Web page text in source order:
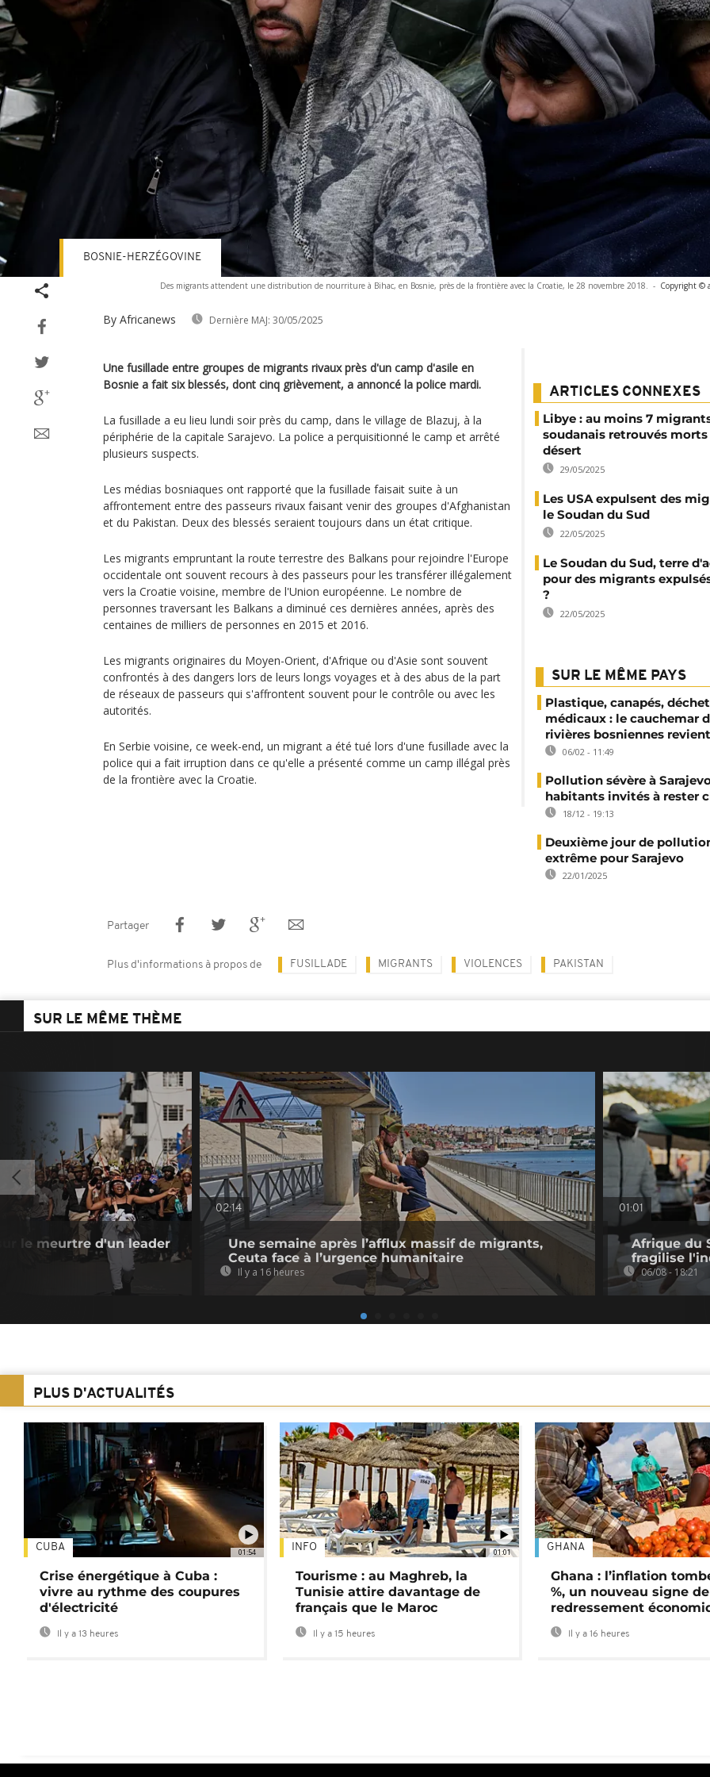
Des migrants attendent une distribution de nourriture à Bihac, en Bosnie, près de la frontière avec la Croatie, le 28 novembre 2018. - Copyright ©
By Africanews Dernière MAJ: 30/05/2025
BOSNIE-HERZÉGOVINE
Une fusillade entre groupes de migrants rivaux près d'un camp d'asile en
Bosnie a fait six blessés, dont cinq grièvement, a annoncé la police mardi.
La fusillade a eu lieu lundi soir près du camp, dans le village de Blazuj, à la
périphérie de la capitale Sarajevo. La police a perquisitionné le camp et arrêté
plusieurs suspects.
Les médias bosniaques ont rapporté que la fusillade faisait suite à un
affrontement entre des passeurs rivaux faisant venir des groupes d'Afghanistan
et du Pakistan. Deux des blessés seraient toujours dans un état critique.
Les migrants empruntant la route terrestre des Balkans pour rejoindre l'Europe
occidentale ont souvent recours à des passeurs pour les transférer illégalement
vers la Croatie voisine, membre de l'Union européenne. Le nombre de
personnes traversant les Balkans a diminué ces dernières années, après des
centaines de milliers de personnes en 2015 et 2016.
Les migrants originaires du Moyen-Orient, d'Afrique ou d'Asie sont souvent
confrontés à des dangers lors de leurs longs voyages et à des abus de la part
de réseaux de passeurs qui s'affrontent souvent pour le contrôle ou avec les
autorités.
En Serbie voisine, ce week-end, un migrant a été tué lors d'une fusillade avec la
police qui a fait irruption dans ce qu'elle a présenté comme un camp illégal près
de la frontière avec la Croatie.
ARTICLES CONNEXES
Libye : au moins 7
soudanais retrouvés morts
désert
29/05/2025
Les USA expulsent des
le Soudan du Sud
22/05/2025
Le Soudan du Sud, terre
pour des migrants
?
22/05/2025
SUR LE MÊME PAYS
Plastique, canapés,
médicaux : le cauchemar
rivières bosniennes revient
06/02 - 11:49
Pollution sévère à
habitants invités à rester
18/12 - 19:13
Deuxième jour de
extrême pour Sarajevo
22/01/2025
Partager
Plus d'informations à propos de FUSILLADE MIGRANTS VIOLENCES PAKISTAN
SUR LE MÊME THÈME
le meurtre d'un leader
02:14
Une semaine après l’afflux massif de migrants,
Ceuta face à l’urgence humanitaire
Il y a 16 heures
01:01
Afrique du
fragilise
06/08 - 18:21
PLUS D'ACTUALITÉS
01:54
CUBA
Crise énergétique à Cuba :
vivre au rythme des coupures
d'électricité
Il y a 13 heures
01:01
INFO
Tourisme : au Maghreb, la
Tunisie attire davantage de
français que le Maroc
Il y a 15 heures
GHANA
Ghana : l’inflation
%, un nouveau signe de
redressement
Il y a 16 heures